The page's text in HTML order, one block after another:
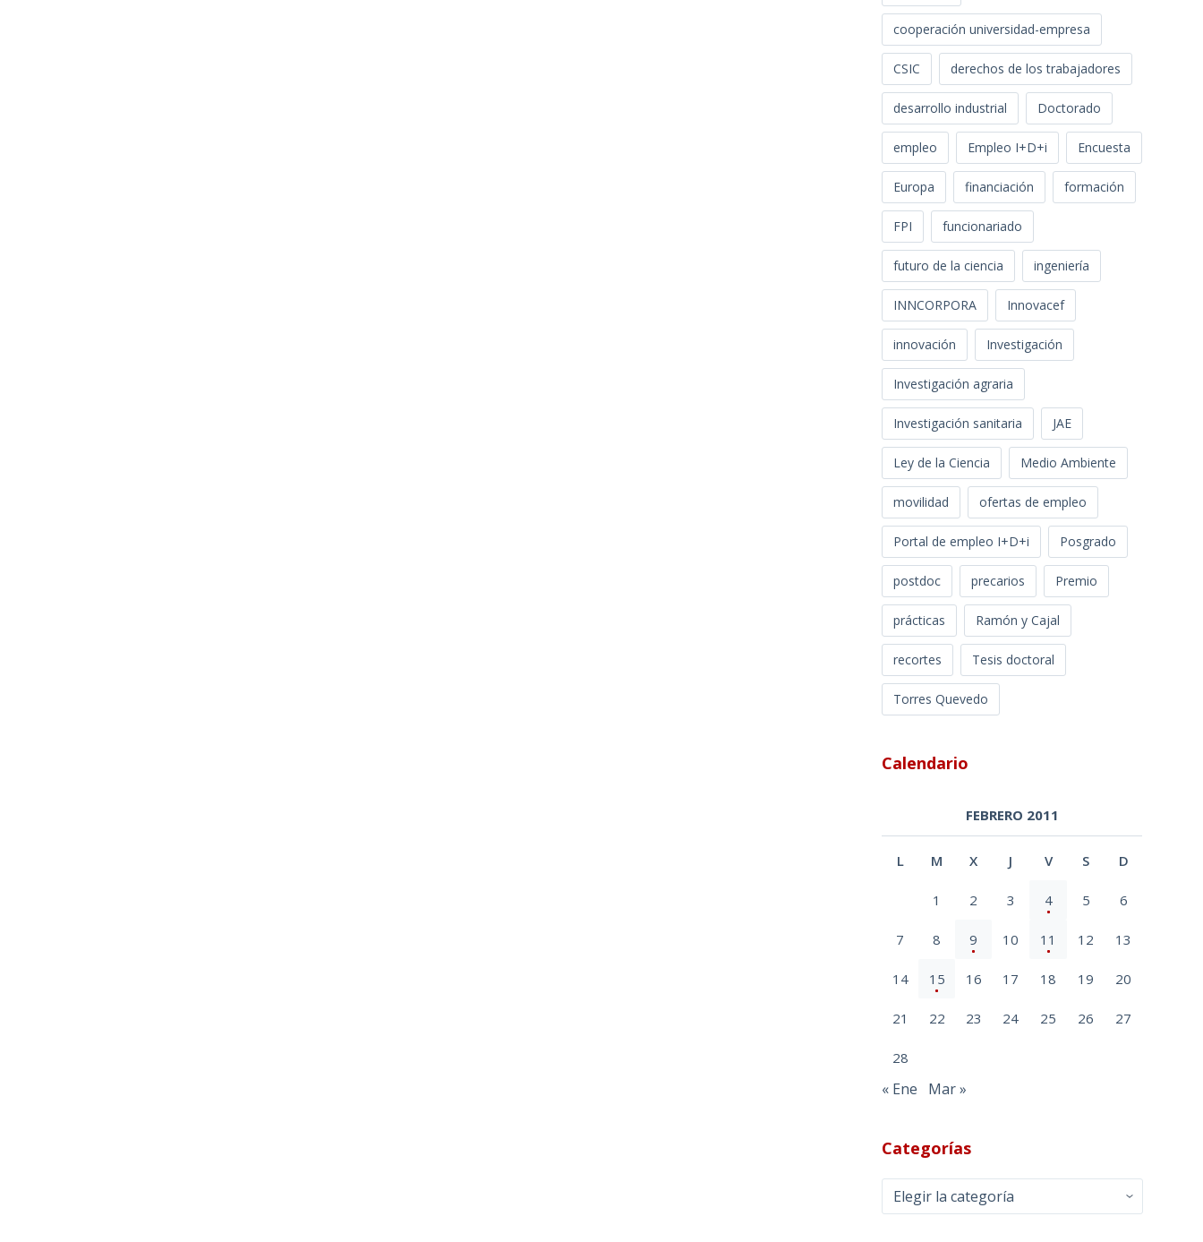
cooperación universidad-empresa
CSIC derechos de los trabajadores
desarrollo industrial Doctorado
empleo Empleo I+D+i Encuesta
Europa financiación formación
FPI funcionariado
futuro de la ciencia ingeniería
INNCORPORA Innovacef
innovación Investigación
Investigación agraria
Investigación sanitaria JAE
Ley de la Ciencia Medio Ambiente
movilidad ofertas de empleo
Portal de empleo I+D+i Posgrado
postdoc precarios Premio
prácticas Ramón y Cajal
recortes Tesis doctoral
Torres Quevedo
Calendario
FEBRERO 2011
L M X J V S D
1 2 3 4 5 6
7 8 9 10 11 12 13
14 15 16 17 18 19 20
21 22 23 24 25 26 27
28
« Ene Mar »
Categorías
Categorías